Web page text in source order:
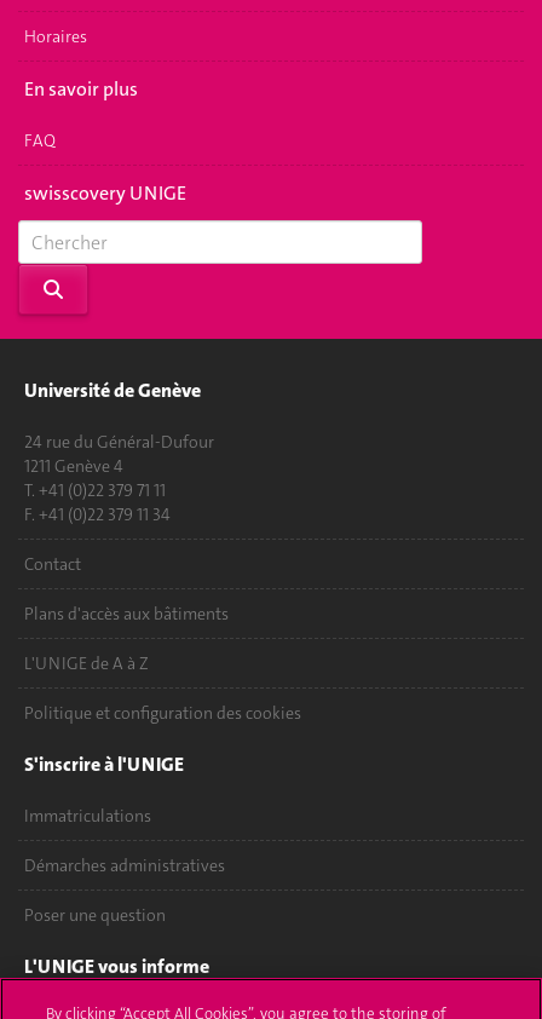
Horaires
En savoir plus
FAQ
swisscovery UNIGE
Université de Genève
24 rue du Général-Dufour
1211 Genève 4
T. +41 (0)22 379 71 11
F. +41 (0)22 379 11 34
Contact
Plans d'accès aux bâtiments
L'UNIGE de A à Z
Politique et configuration des cookies
S'inscrire à l'UNIGE
Immatriculations
Démarches administratives
Poser une question
L'UNIGE vous informe
By clicking “Accept All Cookies”, you agree to the storing of